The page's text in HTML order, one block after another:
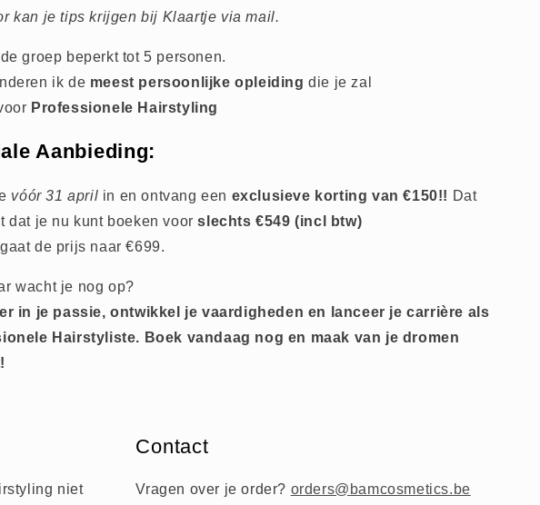
kan je tips krijgen bij Klaartje via mail.
de groep beperkt tot 5 personen.
ik de meest persoonlijke opleiding die je zal
Professionele Hairstyling
Aanbieding:
vóór 31 april in en ontvang een exclusieve korting van €150!! Dat
dat je nu kunt boeken voorslechts €549 (incl btw)
de prijs naar €699.
wacht je nog op?
in je passie, ontwikkel je vaardigheden en lanceer je carrière als
Hairstyliste. Boek vandaag nog en maak van je dromen
niet
Contact
Vragen over je order? orders@bamcosmetics.be